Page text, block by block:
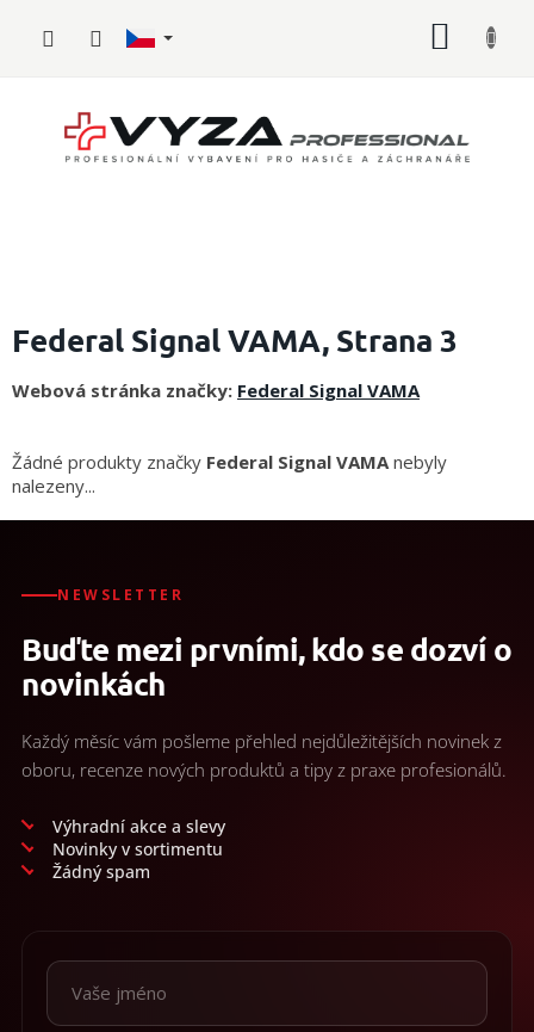
Požární
sport
vybavení
★
Nepřehlédněte
★
cenová
nabídka
o
nákupu
Kontakty
Nepřehlédněte
Federal Signal VAMA, Strana 3
Webová stránka značky: Federal Signal VAMA
Žádné produkty značky Federal Signal VAMA nebyly
nalezeny...
NEWSLETTER
Buďte mezi prvními, kdo se dozví o
novinkách
Každý měsíc vám pošleme přehled nejdůležitějších novinek z
oboru, recenze nových produktů a tipy z praxe profesionálů.
Výhradní akce a slevy
Novinky v sortimentu
Žádný spam